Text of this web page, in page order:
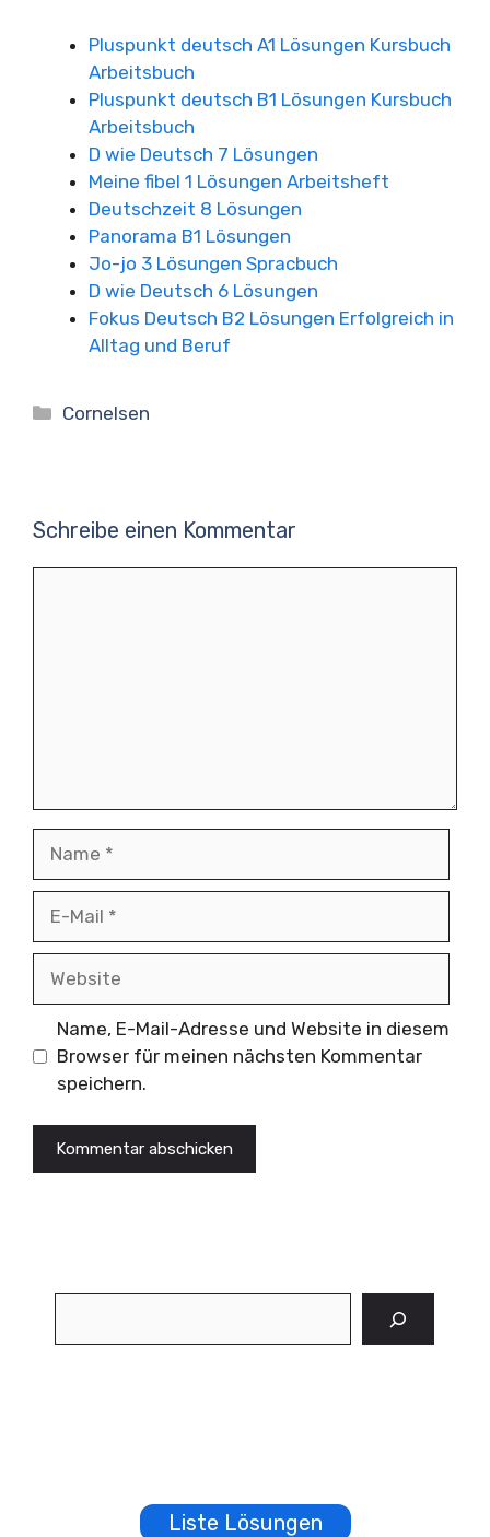
Pluspunkt deutsch A1 Lösungen Kursbuch
Arbeitsbuch
Pluspunkt deutsch B1 Lösungen Kursbuch
Arbeitsbuch
D wie Deutsch 7 Lösungen
Meine fibel 1 Lösungen Arbeitsheft
Deutschzeit 8 Lösungen
Panorama B1 Lösungen
Jo-jo 3 Lösungen Spracbuch
D wie Deutsch 6 Lösungen
Fokus Deutsch B2 Lösungen Erfolgreich in
Alltag und Beruf
Kategorien
Cornelsen
Schreibe einen Kommentar
Mail
Name, E-Mail-Adresse und Website in diesem
Browser für meinen nächsten Kommentar
speichern.
Liste Lösungen